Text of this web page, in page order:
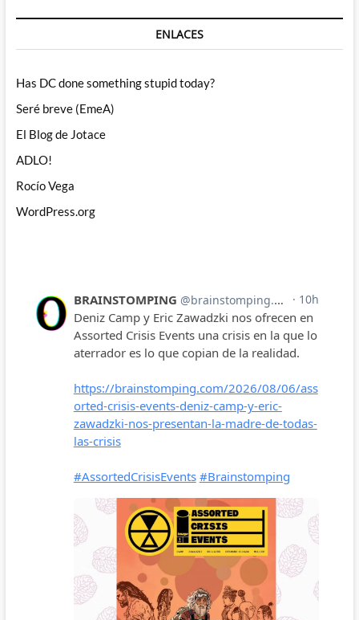
ENLACES
Has DC done something stupid today?
Seré breve (EmeA)
El Blog de Jotace
ADLO!
Rocío Vega
WordPress.org